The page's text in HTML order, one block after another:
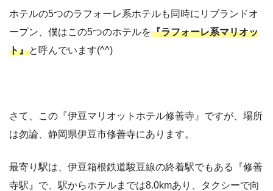
ホテルの5つのラフォーレ系ホテルも同時にリブランドオ
ープン、僕はこの5つのホテルを『ラフォーレ系マリオッ
ト』と呼んでいます(^^)
さて、この『伊豆マリオットホテル修善寺』ですが、場所
は勿論、静岡県伊豆市修善寺にあります。
最寄り駅は、伊豆箱根鉄道駿豆線の終着駅でもある『修善
寺駅』で、駅からホテルまでは8.0kmあり、タクシーで向